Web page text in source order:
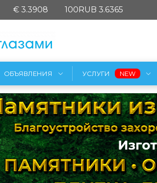
€ 3.3908 100RUB 3.6365
ОБЪЯВЛЕНИЯ УСЛУГИ